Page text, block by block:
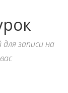
записи на